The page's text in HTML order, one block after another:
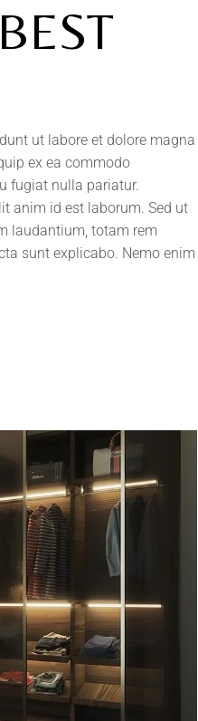
ut labore et dolore magna
ex ea commodo
fugiat nulla pariatur.
anim id est laborum. Sed ut
laudantium, totam rem
sunt explicabo. Nemo enim